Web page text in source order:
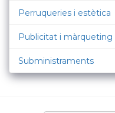
Perruqueries i estètica
Publicitat i màrqueting
Subministraments